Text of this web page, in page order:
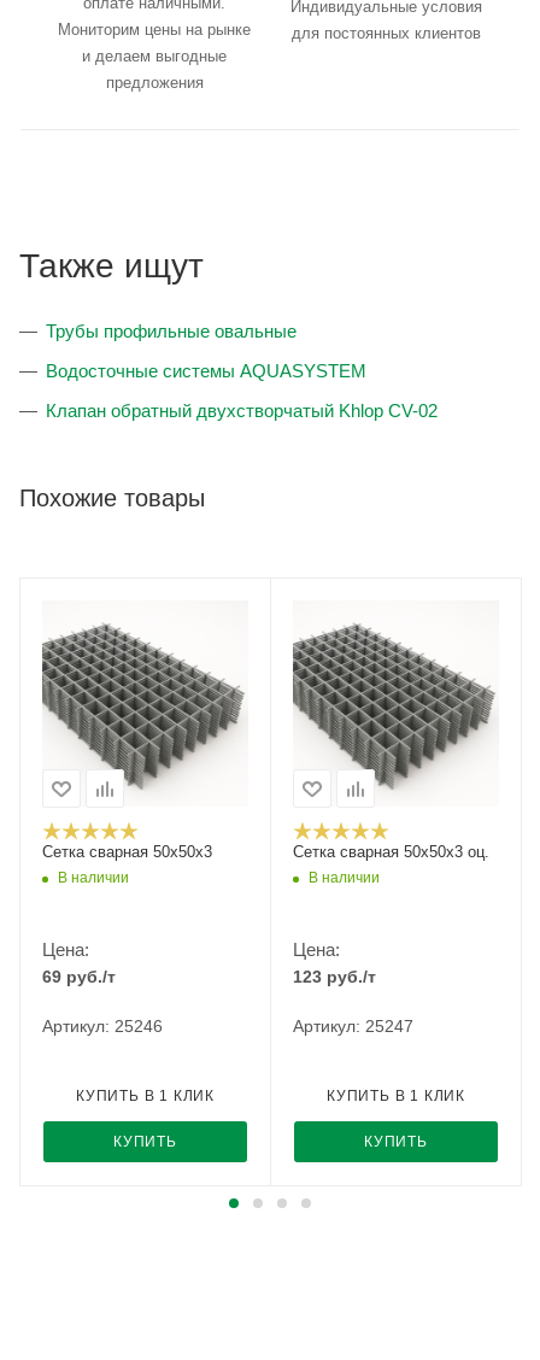
Мониторим цены на рынке
и делаем выгодные
предложения
Индивидуальные условия
для постоянных клиентов
Также ищут
Трубы профильные овальные
Водосточные системы AQUASYSTEM
Клапан обратный двухстворчатый Khlop CV-02
Похожие товары
Сетка сварная 50х50х3
В наличии
Цена:
69 руб./т
Артикул: 25246
КУПИТЬ
КУПИТЬ В 1 КЛИК
Сетка сварная 50х50х3 оц.
В наличии
Цена:
123 руб./т
Артикул: 25247
КУПИТЬ
КУПИТЬ В 1 КЛИК